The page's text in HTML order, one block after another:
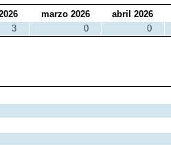
marzo 2026
abril 2026
3 0 0